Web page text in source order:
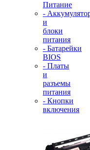
Питание
-
и
блоки
питания
- Батарейки
BIOS
- Платы
и
разъемы
питания
- Кнопки
включения